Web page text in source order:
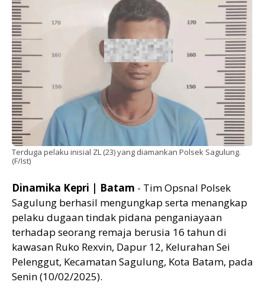
Terduga pelaku inisial ZL (23) yang diamankan Polsek Sagulung.
(F/Ist)
Dinamika Kepri | Batam - Tim Opsnal Polsek
Sagulung berhasil mengungkap serta menangkap
pelaku dugaan tindak pidana penganiayaan
terhadap seorang remaja berusia 16 tahun di
kawasan Ruko Rexvin, Dapur 12, Kelurahan Sei
Pelenggut, Kecamatan Sagulung, Kota Batam, pada
Senin (10/02/2025).